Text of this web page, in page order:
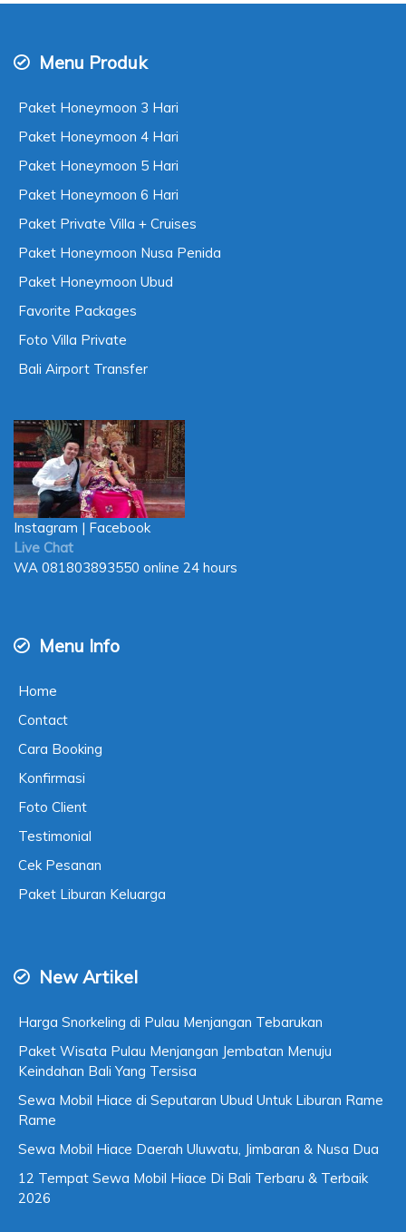
Menu Produk
Paket Honeymoon 3 Hari
Paket Honeymoon 4 Hari
Paket Honeymoon 5 Hari
Paket Honeymoon 6 Hari
Paket Private Villa + Cruises
Paket Honeymoon Nusa Penida
Paket Honeymoon Ubud
Favorite Packages
Foto Villa Private
Bali Airport Transfer
Instagram | Facebook
Live Chat
WA 081803893550 online 24 hours
Menu Info
Home
Contact
Cara Booking
Konfirmasi
Foto Client
Testimonial
Cek Pesanan
Paket Liburan Keluarga
New Artikel
Harga Snorkeling di Pulau Menjangan Tebarukan
Paket Wisata Pulau Menjangan Jembatan Menuju
Keindahan Bali Yang Tersisa
Sewa Mobil Hiace di Seputaran Ubud Untuk Liburan Rame
Rame
Sewa Mobil Hiace Daerah Uluwatu, Jimbaran & Nusa Dua
12 Tempat Sewa Mobil Hiace Di Bali Terbaru & Terbaik
2026